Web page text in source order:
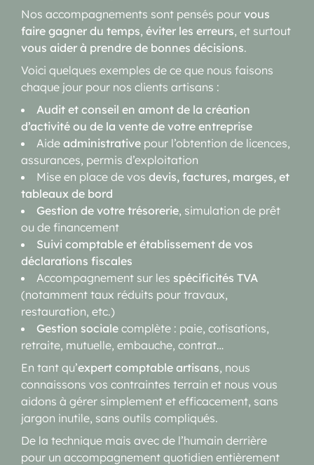
Nos accompagnements sont pensés pour vous
faire gagner du temps, éviter les erreurs, et surtout
vous aider à prendre de bonnes décisions.
Voici quelques exemples de ce que nous faisons
chaque jour pour nos clients artisans :
Audit et conseil en amont de la création
d’activité ou de la vente de votre entreprise
Aide administrative pour l’obtention de licences,
assurances, permis d’exploitation
Mise en place de vos devis, factures, marges, et
tableaux de bord
Gestion de votre trésorerie, simulation de prêt
ou de financement
Suivi comptable et établissement de vos
déclarations fiscales
Accompagnement sur les spécificités TVA
(notamment taux réduits pour travaux,
restauration, etc.)
Gestion sociale complète : paie, cotisations,
retraite, mutuelle, embauche, contrat…
En tant qu’expert comptable artisans, nous
connaissons vos contraintes terrain et nous vous
aidons à gérer simplement et efficacement, sans
jargon inutile, sans outils compliqués.
De la technique mais avec de l’humain derrière
pour un accompagnement quotidien entièrement